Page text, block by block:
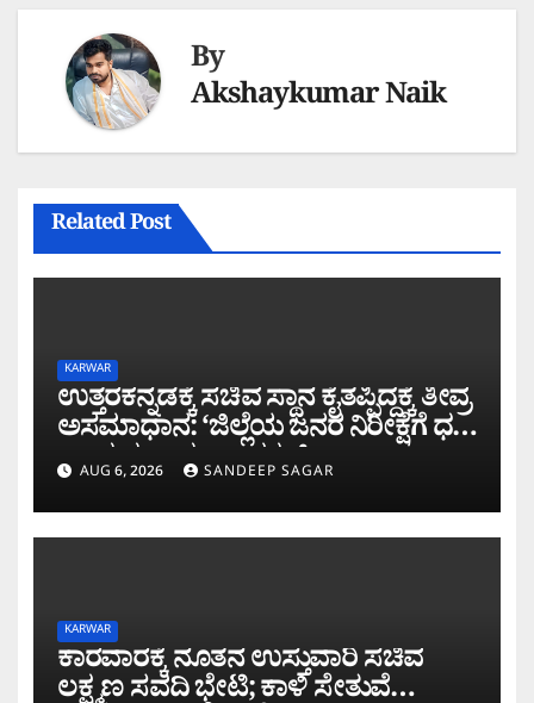
By
Akshaykumar Naik
Related Post
KARWAR
ಉತ್ತರಕನ್ನಡಕ್ಕೆ ಸಚಿವ ಸ್ಥಾನ ಕೈತಪ್ಪಿದ್ದಕ್ಕೆ ತೀವ್ರ
ಅಸಮಾಧಾನ: ‘ಜಿಲ್ಲೆಯ ಜನರ ನಿರೀಕ್ಷೆಗೆ ಧಕ್ಕೆ’
ಎಂದ ಪ್ರಸಾದ ಗಾಂವಕರ್
AUG 6, 2026 SANDEEP SAGAR
KARWAR
ಕಾರವಾರಕ್ಕೆ ನೂತನ ಉಸ್ತುವಾರಿ ಸಚಿವ
ಲಕ್ಷ್ಮಣ ಸವದಿ ಭೇಟಿ; ಕಾಳಿ ಸೇತುವೆ